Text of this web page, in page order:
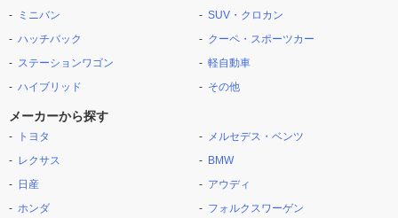
ミニバン
ハッチバック
ステーションワゴン
ハイブリッド
SUV・クロカン
クーペ・スポーツカー
軽自動車
その他
メーカーから探す
トヨタ
レクサス
日産
ホンダ
メルセデス・ベンツ
BMW
アウディ
フォルクスワーゲン